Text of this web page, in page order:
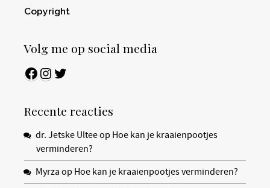
Copyright
Volg me op social media
Facebook
Instagram
Twitter
Recente reacties
dr. Jetske Ulteeop Hoe kan je kraaienpootjes
verminderen?
Myrza op Hoe kan je kraaienpootjes verminderen?